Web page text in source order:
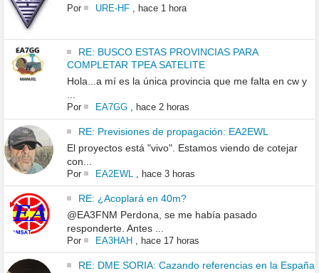
Por URE-HF, hace 1 hora
RE: BUSCO ESTAS PROVINCIAS PARA
COMPLETAR TPEA SATELITE
Hola...a mí es la única provincia que me falta en cw y
Por EA7GG, hace 2 horas
RE: Previsiones de propagación: EA2EWL
El proyectos está "vivo". Estamos viendo de cotejar
con...
Por EA2EWL, hace 3 horas
RE: ¿Acoplará en 40m?
@EA3FNM Perdona, se me había pasado
responderte. Antes ...
Por EA3HAH , hace 17 horas
RE: DME SORIA: Cazando referencias en la España